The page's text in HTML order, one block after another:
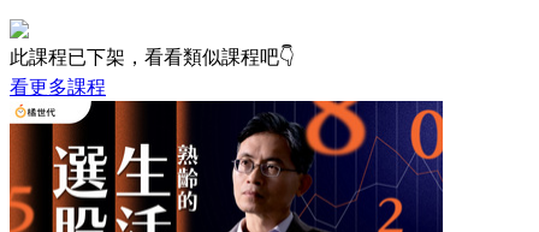
此課程已下架，看看類似課程吧👇
看更多課程